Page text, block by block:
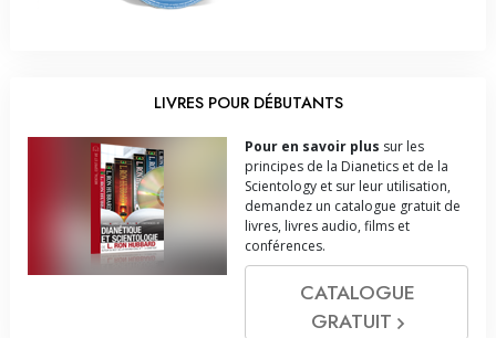
LIVRES POUR DÉBUTANTS
Pour en savoir plus sur les
principes de la Dianetics et de la
Scientology et sur leur utilisation,
demandez un catalogue gratuit de
livres, livres audio, films et
conférences.
CATALOGUE
GRATUIT